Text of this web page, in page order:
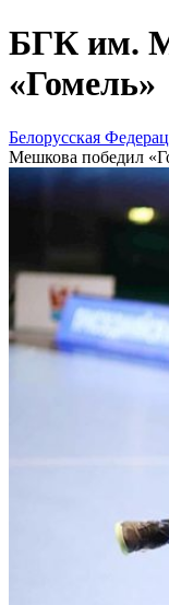
БГК им.
«Гомель»
Белорусская
Мешкова победил